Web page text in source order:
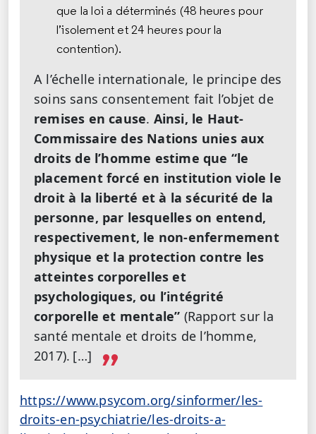
que la loi a déterminés (48 heures pour
l’isolement et 24 heures pour la
contention).
A l’échelle internationale, le principe des
soins sans consentement fait l’objet de
remises en cause. Ainsi, le Haut-
Commissaire des Nations unies aux
droits de l’homme estime que “le
placement forcé en institution viole le
droit à la liberté et à la sécurité de la
personne, par lesquelles on entend,
respectivement, le non-enfermement
physique et la protection contre les
atteintes corporelles et
psychologiques, ou l’intégrité
corporelle et mentale” (Rapport sur la
santé mentale et droits de l’homme,
2017). […]
https://www.psycom.org/sinformer/les-
droits-en-psychiatrie/les-droits-a-